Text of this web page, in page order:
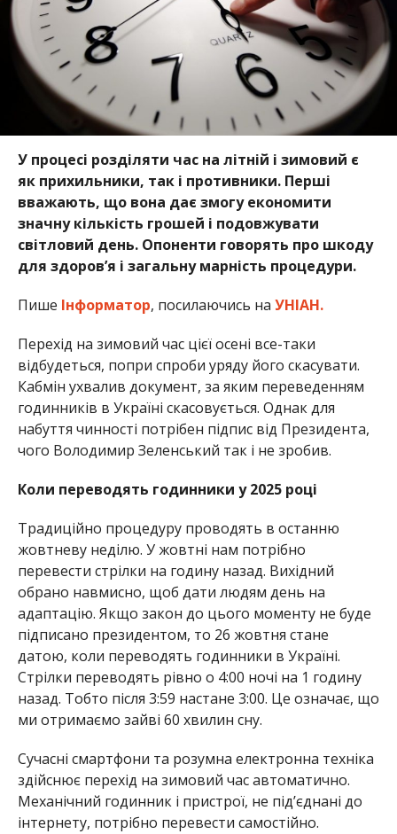
У процесі розділяти час на літній і зимовий є
як прихильники, так і противники. Перші
вважають, що вона дає змогу економити
значну кількість грошей і подовжувати
світловий день. Опоненти говорять про шкоду
для здоров’я і загальну марність процедури.
Пише Інформатор, посилаючись на УНІАН.
Перехід на зимовий час цієї осені все-таки
відбудеться, попри спроби уряду його скасувати.
Кабмін ухвалив документ, за яким переведенням
годинників в Україні скасовується. Однак для
набуття чинності потрібен підпис від Президента,
чого Володимир Зеленський так і не зробив.
Коли переводять годинники у 2025 році
Традиційно процедуру проводять в останню
жовтневу неділю. У жовтні нам потрібно
перевести стрілки на годину назад. Вихідний
обрано навмисно, щоб дати людям день на
адаптацію. Якщо закон до цього моменту не буде
підписано президентом, то 26 жовтня стане
датою, коли переводять годинники в Україні.
Стрілки переводять рівно о 4:00 ночі на 1 годину
назад. Тобто після 3:59 настане 3:00. Це означає, що
ми отримаємо зайві 60 хвилин сну.
Сучасні смартфони та розумна електронна техніка
здійснює перехід на зимовий час автоматично.
Механічний годинник і пристрої, не під’єднані до
інтернету, потрібно перевести самостійно.